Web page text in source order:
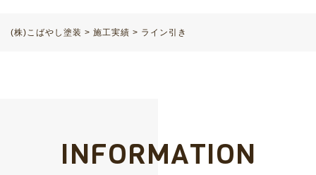
(株)こばやし塗装 > 施工実績 > ライン引き
INFORMATION